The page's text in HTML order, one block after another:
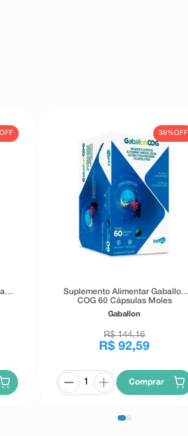
OFF 36%OFF
Suplemento Alimentar Gaballon
COG 60 Cápsulas Moles
Gaballon
R$ 144,16
R$ 92,59
Comprar